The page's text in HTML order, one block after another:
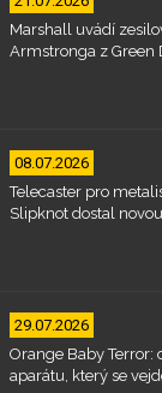
Marshall uvádí
Armstronga z Green
08.07.2026
Telecaster pro
Slipknot dostal
29.07.2026
Orange Baby Terror:
aparátu, který se